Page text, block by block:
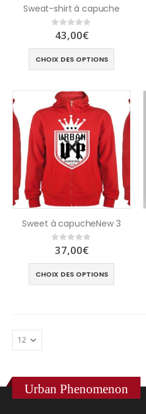
Sweat-shirt à capuche
out of 5
43,00€
CHOIX DES OPTIONS
Sweet à capucheNew 3
0out of 5
37,00€
CHOIX DES OPTIONS
Urban Phenomenon